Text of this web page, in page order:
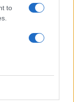
toη Μαρία
για την
από την
που θα
της
για
αθώα,
και